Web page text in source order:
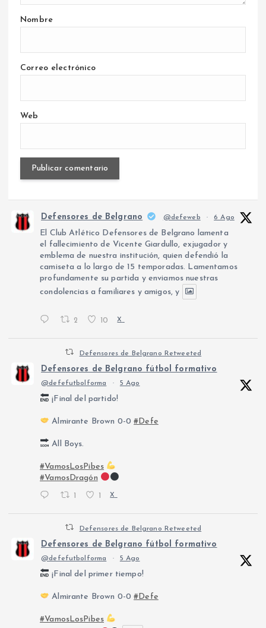
Nombre
Correo electrónico
Web
Defensores de Belgrano @defeweb · 6 Ago
El Club Atlético Defensores de Belgrano lamenta
el fallecimiento de Vicente Giardullo, exjugador y
emblema de nuestra institución, quien defendió la
camiseta a lo largo de 15 temporadas. Lamentamos
profundamente su partida y enviamos nuestras
condolencias a familiares y amigos, y
2 10 X
Defensores de Belgrano Retweeted
Defensores de Belgrano fútbol formativo
@defefutbolforma · 5 Ago
¡Final del partido!
Almirante Brown 0-0#Defe
All Boys.
#VamosLosPibes
#VamosDragón
1 1 X
Defensores de Belgrano Retweeted
Defensores de Belgrano fútbol formativo
@defefutbolforma · 5 Ago
¡Final del primer tiempo!
Almirante Brown 0-0#Defe
#VamosLosPibes